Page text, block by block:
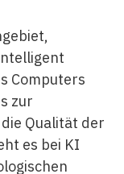
Computers
zur
Qualität der
es bei KI